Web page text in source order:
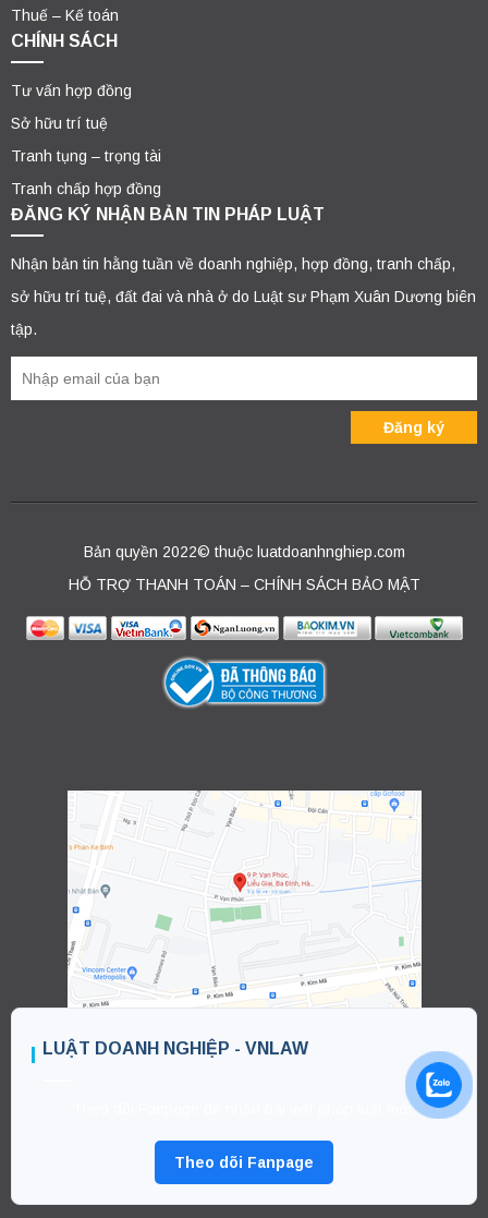
Thuế – Kế toán
CHÍNH SÁCH
Tư vấn hợp đồng
Sở hữu trí tuệ
Tranh tụng – trọng tài
Tranh chấp hợp đồng
ĐĂNG KÝ NHẬN BẢN TIN PHÁP LUẬT
Nhận bản tin hằng tuần về doanh nghiệp, hợp đồng, tranh chấp,
sở hữu trí tuệ, đất đai và nhà ở do Luật sư Phạm Xuân Dương biên
tập.
Bản quyền 2022© thuộc luatdoanhnghiep.com
HỖ TRỢ THANH TOÁN – CHÍNH SÁCH BẢO MẬT
LUẬT DOANH NGHIỆP - VNLAW
Theo dõi Fanpage để nhận bài viết pháp luật mới.
Theo dõi Fanpage